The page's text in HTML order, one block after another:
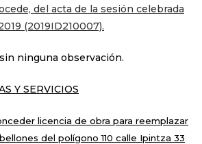
del acta de la sesión celebrada
(2019ID210007).
ninguna observación.
Y SERVICIOS
licencia de obra para reemplazar
del polígono 110 calle Ipintza 33